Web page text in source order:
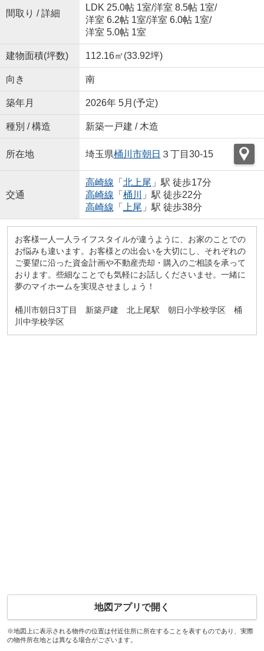
間取り / 詳細
LDK 25.0帖 1室/洋室 8.5帖 1室/
洋室 6.2帖 1室/洋室 6.0帖 1室/
洋室 5.0帖 1室
建物面積(坪数) 112.16㎡(33.92坪)
向き 南
築年月 2026年 5月(予定)
種別 / 構造 新築一戸建 / 木造
所在地 埼玉県桶川市朝日 ３丁目30-15
交通
高崎線 「 北上尾 」駅 徒歩17分
高崎線 「 桶川
」駅 徒歩22分
高崎線 「 上尾 」駅 徒歩38分
お客様一人一人ライフスタイルが違うように、お家のことでの
お悩みも違います。お客様との出会いを大切にし、それぞれの
ご要望に沿った資金計画や不動産売却・購入のご相談を承って
おります。些細なことでも気軽にお話しくださいませ。一緒に
夢のマイホームを実現させましょう！
桶川市朝日3丁目 新築戸建 北上尾駅 朝日小学校学区 桶
川中学校学区
地図アプリで開く
※地図上に表示される物件の位置は付近住所に所在することを表すものであり、実際
の物件所在地とは異なる場合がございます。